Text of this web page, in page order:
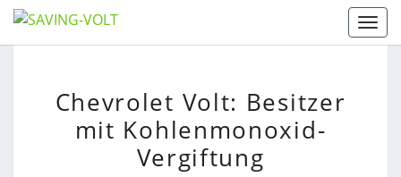
Skip
to
VOLT:
BESITZER
MIT
KOHLENMONOXID-
Chevrolet Volt: Besitzer
mit Kohlenmonoxid-
Vergiftung